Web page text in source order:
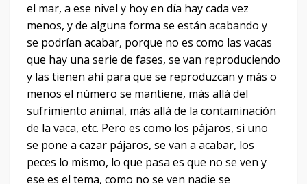
el mar, a ese nivel y hoy en día hay cada vez
menos, y de alguna forma se están acabando y
se podrían acabar, porque no es como las vacas
que hay una serie de fases, se van reproduciendo
y las tienen ahí para que se reproduzcan y más o
menos el número se mantiene, más allá del
sufrimiento animal, más allá de la contaminación
de la vaca, etc. Pero es como los pájaros, si uno
se pone a cazar pájaros, se van a acabar, los
peces lo mismo, lo que pasa es que no se ven y
ese es el tema, como no se ven nadie se